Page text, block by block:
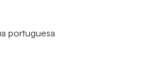
portuguesa